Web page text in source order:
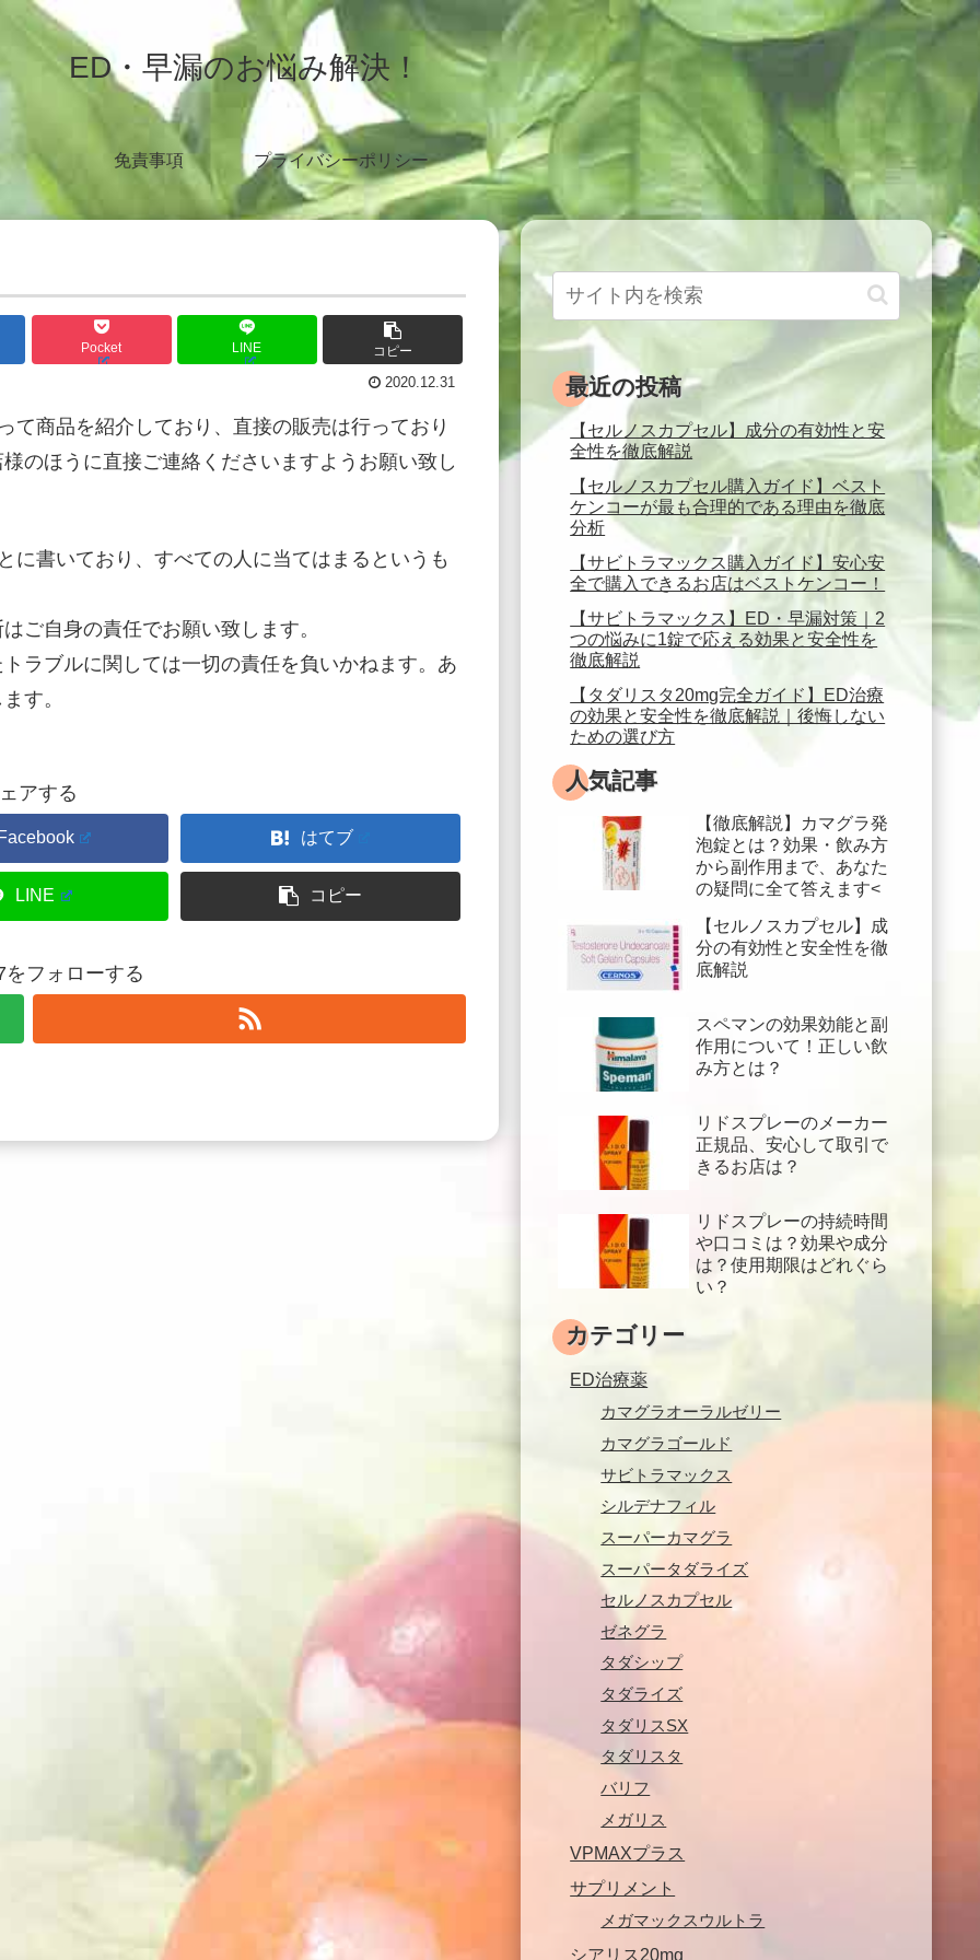
ED・早漏のお悩み解決！
免責事項 プライバシーポリシー
Pocket LINE コピー
2020.12.31
商品を紹介しており、直接の販売は行っており
のほうに直接ご連絡くださいますようお願い致し
に書いており、すべての人に当てはまるというも
ご自身の責任でお願い致します。
ラブルに関しては一切の責任を負いかねます。あ
す。
アする
はてブ
LINE コピー
フォローする
最近の投稿
【セルノスカプセル】成分の有効性と安
全性を徹底解説
【セルノスカプセル購入ガイド】ベスト
ケンコーが最も合理的である理由を徹底
分析
【サビトラマックス購入ガイド】安心安
全で購入できるお店はベストケンコー！
【サビトラマックス】ED・早漏対策｜2
つの悩みに1錠で応える効果と安全性を
徹底解説
【タダリスタ20mg完全ガイド】ED治療
の効果と安全性を徹底解説｜後悔しない
ための選び方
人気記事
【徹底解説】カマグラ発
泡錠とは？効果・飲み方
から副作用まで、あなた
の疑問に全て答えます<
【セルノスカプセル】成
分の有効性と安全性を徹
底解説
スペマンの効果効能と副
作用について！正しい飲
み方とは？
リドスプレーのメーカー
正規品、安心して取引で
きるお店は？
リドスプレーの持続時間
や口コミは？効果や成分
は？使用期限はどれぐら
い？
カテゴリー
ED治療薬
カマグラオーラルゼリー
カマグラゴールド
サビトラマックス
シルデナフィル
スーパーカマグラ
スーパータダライズ
セルノスカプセル
ゼネグラ
タダシップ
タダライズ
タダリスSX
タダリスタ
バリフ
メガリス
VPMAXプラス
サプリメント
メガマックスウルトラ
シアリス20mg